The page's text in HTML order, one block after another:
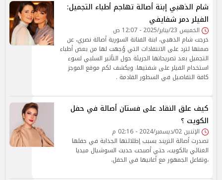
شام الذهبي إبنة أصالة تهاجم أطباء التجميل:
الفيلر دمر شفايفي
الخميس 23/يناير/2025 - 12:07 ص
خرجت شام الذهبي، ابنة الفنانة السورية أصالة نصري، عن
صمتها لترد على الانتقادات التي وُجهت لها من بعض أطباء
التجميل بعد تصريحاتها الجريئة حول التأثير السلبي لسوء
استخدام الفيلر على شفتيها. ويكشف لكم موقع الموجز
كافة التفاصيل في السطور القادمة .
كيف علق النقاد على فستان أصالة في حفل
الكويت ؟
الإثنين 02/ديسمبر/2024 - 02:16 م
تصدرت أصالة التريند بسبب إطلالتها الجذابة في حفلها
الغنائي بالكويت، حتي أصبحت حديث السوشيال ميديا
،وتفاعل الجمهور مع أغانيها في الحفل.